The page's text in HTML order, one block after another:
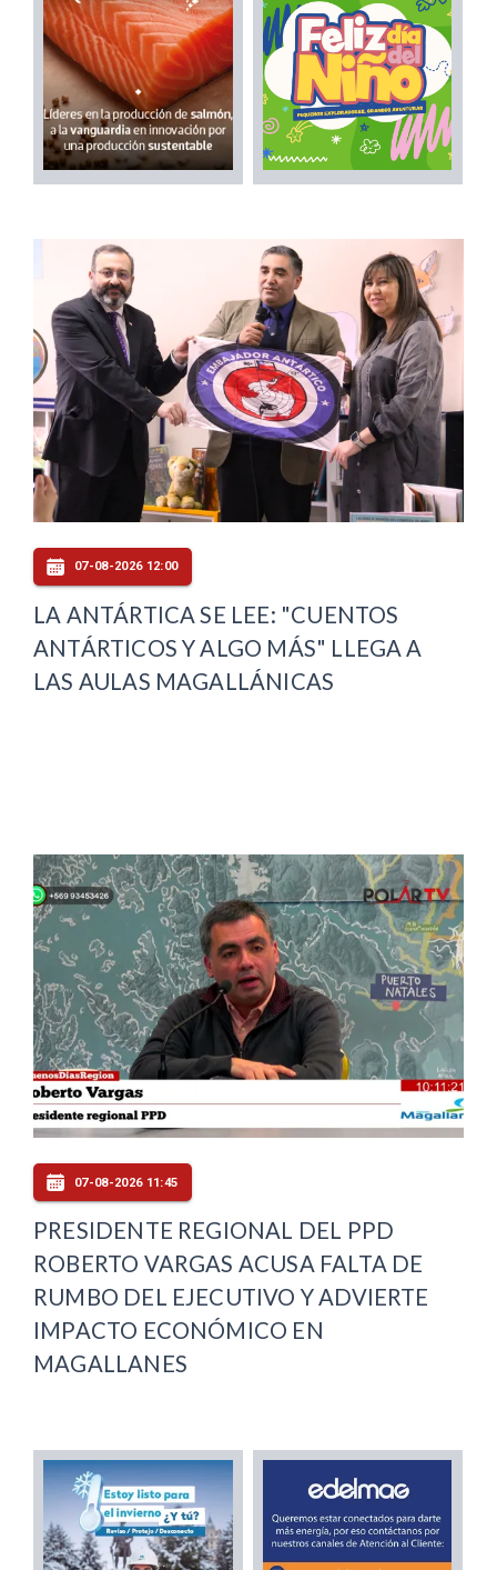
07-08-2026 12:00
LA ANTÁRTICA SE LEE: "CUENTOS
ANTÁRTICOS Y ALGO MÁS" LLEGA A
LAS AULAS MAGALLÁNICAS
07-08-2026 11:45
PRESIDENTE REGIONAL DEL PPD
ROBERTO VARGAS ACUSA FALTA DE
RUMBO DEL EJECUTIVO Y ADVIERTE
IMPACTO ECONÓMICO EN
MAGALLANES